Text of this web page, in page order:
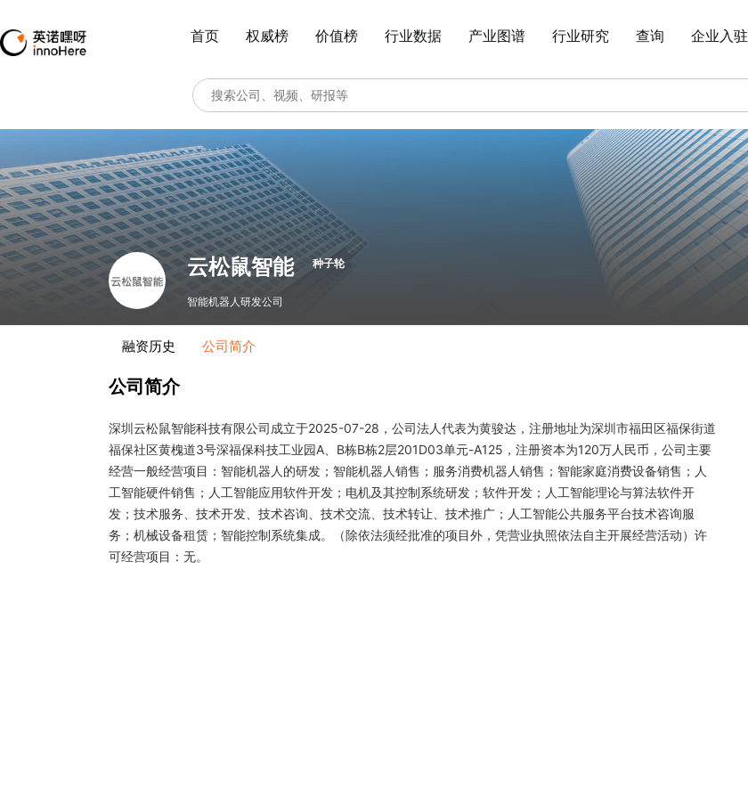
首页 权威榜 价值榜 行业数据 产业图谱 行业研究 查询 企业入驻
云松鼠智能 种子轮
智能机器人研发公司
融资历史 公司简介
公司简介
深圳云松鼠智能科技有限公司成立于2025-07-28，公司法人代表为黄骏达，注册地址为深圳市福田区福保街道
福保社区黄槐道3号深福保科技工业园A、B栋B栋2层201D03单元-A125，注册资本为120万人民币，公司主要
经营一般经营项目：智能机器人的研发；智能机器人销售；服务消费机器人销售；智能家庭消费设备销售；人
工智能硬件销售；人工智能应用软件开发；电机及其控制系统研发；软件开发；人工智能理论与算法软件开
发；技术服务、技术开发、技术咨询、技术交流、技术转让、技术推广；人工智能公共服务平台技术咨询服
务；机械设备租赁；智能控制系统集成。（除依法须经批准的项目外，凭营业执照依法自主开展经营活动）许
可经营项目：无。